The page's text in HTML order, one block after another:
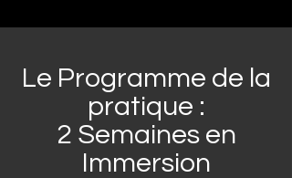
Le Programme de la
pratique :
2 Semaines en
Immersion